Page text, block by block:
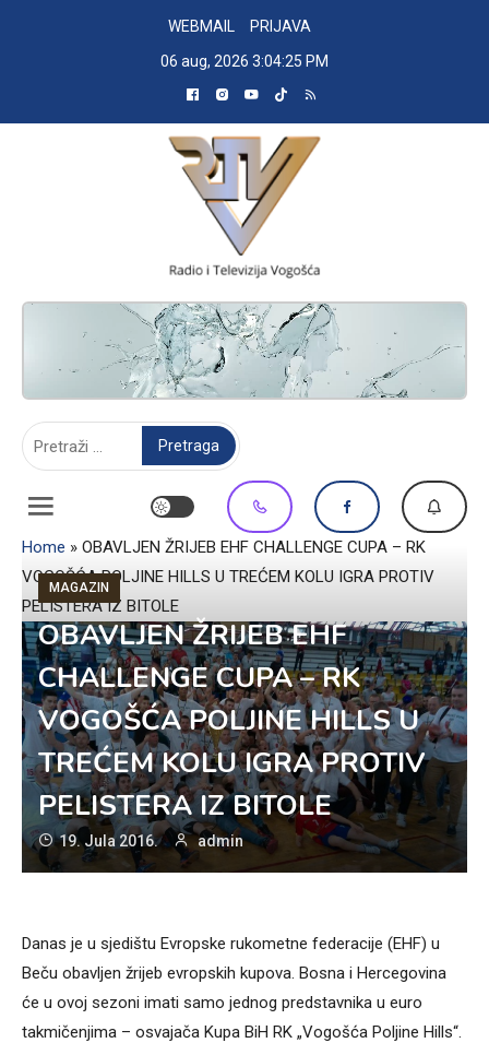
WEBMAIL
PRIJAVA
06 aug, 2026 3:04:25 PM
RADIO TELEVIZIJA VOGOŠĆA
Home » OBAVLJEN ŽRIJEB EHF CHALLENGE CUPA – RK
VOGOŠĆA POLJINE HILLS U TREĆEM KOLU IGRA PROTIV
PELISTERA IZ BITOLE
MAGAZIN
OBAVLJEN ŽRIJEB EHF
CHALLENGE CUPA – RK
VOGOŠĆA POLJINE HILLS U
TREĆEM KOLU IGRA PROTIV
PELISTERA IZ BITOLE
19. Jula 2016. admin
Danas je u sjedištu Evropske rukometne federacije (EHF) u
Beču obavljen žrijeb evropskih kupova. Bosna i Hercegovina
će u ovoj sezoni imati samo jednog predstavnika u euro
takmičenjima – osvajača Kupa BiH RK „Vogošća Poljine Hills“.